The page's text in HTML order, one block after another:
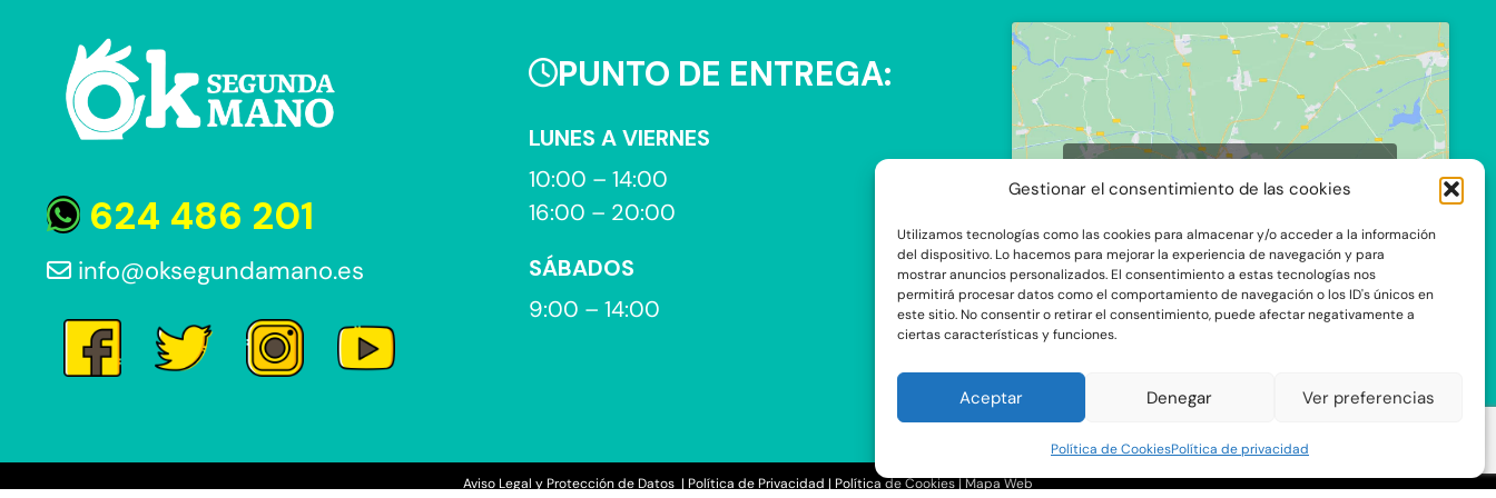
Gestionar el consentimiento de las cookies
Utilizamos tecnologías como las cookies para almacenar y/o acceder a la información
del dispositivo. Lo hacemos para mejorar la experiencia de navegación y para
mostrar anuncios personalizados. El consentimiento a estas tecnologías nos
permitirá procesar datos como el comportamiento de navegación o los ID's únicos en
este sitio. No consentir o retirar el consentimiento, puede afectar negativamente a
ciertas características y funciones.
Aceptar Denegar Ver preferencias
Política de CookiesPolítica de privacidad
624 486 201
info@oksegundamano.es
PUNTO DE ENTREGA:
LUNES A VIERNES
10:00 – 14:00
16:00 – 20:00
SÁBADOS
9:00 – 14:00
marketing y permitir este contenido
C/Ocaña 205, local 3 y 4 C.P: 28047 -
Aviso Legal y Protección de Datos | Política de Privacidad | Política de Cookies|Mapa Web